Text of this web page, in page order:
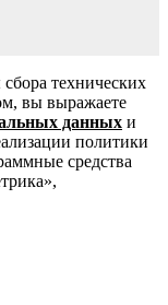
технических
вы выражаете
данных и
политики
средства